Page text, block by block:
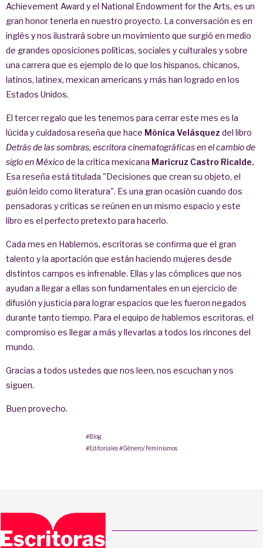
Achievement Award y el National Endowment for the Arts, es un
gran honor tenerla en nuestro proyecto. La conversación es en
inglés y nos ilustrará sobre un movimiento que surgió en medio
de grandes oposiciones políticas, sociales y culturales y sobre
una carrera que es ejemplo de lo que los hispanos, chicanos,
latinos, latinex, mexican americans y más han logrado en los
Estados Unidos.
El tercer regalo que les tenemos para cerrar este mes es la
lúcida y cuidadosa reseña que hace Mónica Velásquez del libro
Detrás de las sombras, escritora cinematográficas en el cambio de
siglo en Méxicode la crítica mexicana Maricruz Castro Ricalde.
Esa reseña está titulada "Decisiones que crean su objeto, el
guión leído como literatura". Es una gran ocasión cuando dos
pensadoras y críticas se reúnen en un mismo espacio y este
libro es el perfecto pretexto para hacerlo.
Cada mes en Hablemos, escritoras se confirma que el gran
talento y la aportación que están haciendo mujeres desde
distintos campos es infrenable. Ellas y las cómplices que nos
ayudan a llegar a ellas son fundamentales en un ejercicio de
difusión y justicia para lograr espacios que les fueron negados
durante tanto tiempo. Para el equipo de hablemos escritoras, el
compromiso es llegar a más y llevarlas a todos los rincones del
mundo.
Gracias a todos ustedes que nos leen, nos escuchan y nos
siguen.
Buen provecho.
#Blog
#Editoriales#Género/ Feminismos